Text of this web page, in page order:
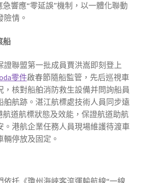
急響應“零延誤”機制，以一體化聯動
險情。
船
證聯盟第一批成員賈洪嵩即刻登上
零件啟春節隨船監管，先后巡視車
，核對船舶消防救生設備并問詢船員
舶航跡。湛江航標處技術人員同步遠
航道航標狀態及效能，保證航道助航
。港航企業任務人員現場維護待渡車
停放及固定。
依托《瓊州海峽客滾運輸航線“一線